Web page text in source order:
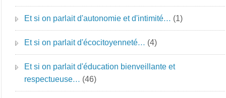
Et si on parlait d'autonomie et d'intimité… (1)
Et si on parlait d'écocitoyenneté… (4)
Et si on parlait d'éducation bienveillante et
respectueuse… (46)